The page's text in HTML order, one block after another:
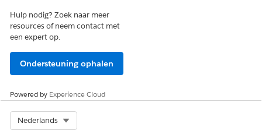
Hulp nodig? Zoek naar meer
resources of neem contact met
een expert op.
Ondersteuning ophalen
Powered by Experience Cloud
Nederlands